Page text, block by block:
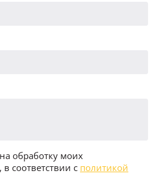
обработку моих
соответствии с политикой